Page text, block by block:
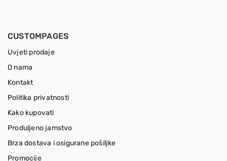
CUSTOMPAGES
Uvjeti prodaje
O nama
Kontakt
Politika privatnosti
Kako kupovati
Produljeno jamstvo
Brza dostava i osigurane pošiljke
Promocije